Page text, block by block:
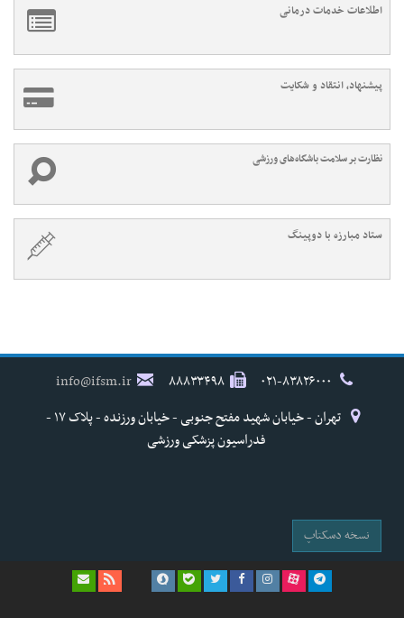
اطلاعات خدمات درمانی
پیشنهاد، انتقاد و شکایت
نظارت بر سلامت باشگاه‌های ورزشی
ستاد مبارزه با دوپینگ
۸۸۸۳۳۴۹۸
info@ifsm.ir
تهران - خیابان شهید مفتح جنوبی - خیابان ورزنده - پلاک ۱۷ -
فدراسیون پزشکی ورزشی
نسخه دسکتاپ